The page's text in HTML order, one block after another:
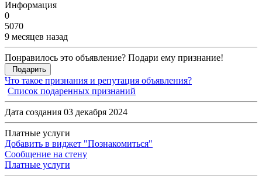
Информация
0
5070
9 месяцев назад
Понравилось это объявление? Подари ему признание!
Подарить
Что такое признания и репутация объявления?
Список подаренных признаний
Дата создания 03 декабря 2024
Платные услуги
Добавить в виджет "Познакомиться"
Сообщение на стену
Платные услуги